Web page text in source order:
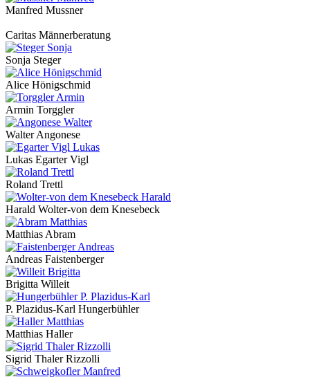
Manfred Mussner
Caritas Männerberatung
Sonja Steger
Alice Hönigschmid
Armin Torggler
Walter Angonese
Lukas Egarter Vigl
Roland Trettl
Harald Wolter-von dem Knesebeck
Matthias Abram
Andreas Faistenberger
Brigitta Willeit
P. Plazidus-Karl Hungerbühler
Matthias Haller
Sigrid Thaler Rizzolli